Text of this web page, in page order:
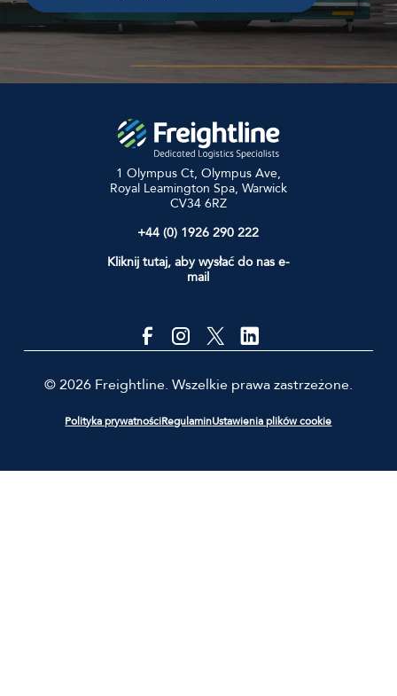
1 Olympus Ct, Olympus Ave,
Royal Leamington Spa, Warwick
CV34 6RZ
+44 (0) 1926 290 222
Kliknij tutaj, aby wysłać do nas e-
mail
© 2026 Freightline. Wszelkie prawa zastrzeżone.
Polityka prywatnościRegulaminUstawienia plików cookie